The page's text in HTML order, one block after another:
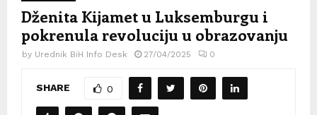
Dženita Kijamet u Luksemburgu i
pokrenula revoluciju u obrazovanju
by Urednik BiH Info Desk 27/04/2025 0
SHARE 0